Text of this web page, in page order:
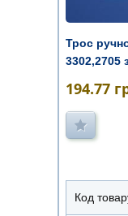
Трос
3302,2705
194.77
Код